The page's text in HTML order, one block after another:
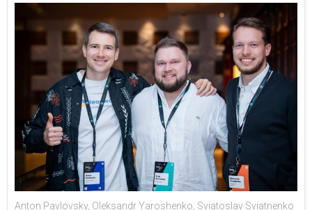
Anton Pavlovsky, Oleksandr Yaroshenko, Sviatoslav Sviatnenko